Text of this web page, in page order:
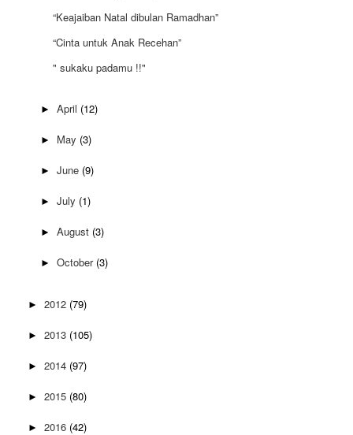
“Keajaiban Natal dibulan Ramadhan”
“Cinta untuk Anak Recehan”
" sukaku padamu !!"
► April (12)
► May (3)
► June (9)
► July (1)
► August (3)
► October (3)
► 2012 (79)
► 2013 (105)
► 2014 (97)
► 2015 (80)
► 2016 (42)